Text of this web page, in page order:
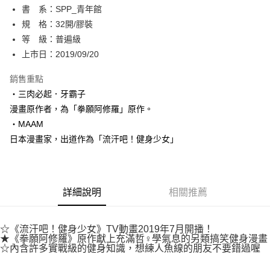
３．安心：先確認商品／服務後，再付款。
【「AFTEE先享後付」結帳流程】
１．於結帳方式選擇「AFTEE先享後付」後，將跳轉至「AFTEE先享後付」
結帳頁面，進行簡訊認證並確認金額後，即可完成結帳。
２．訂單成立數日內，您將收到繳費通知簡訊。
ATM／網路銀行／等多元方式進行付款，方視為交易完成。
※ 請注意：結帳手續完成當下不需立刻繳費，但若您需要取消訂單，請聯絡
購買商品的店家。未經商家同意取消之訂單仍視為有效，需透過AFTEE先享
後付繳納相關費用。
※ 交易是否成功請以「AFTEE先享後付 」之結帳頁面顯示為準，若有關於
是否繳費成功／繳費後需取消欲退款等相關疑問，請聯繫「AFTEE先享後付
易，需依本服務之必要範圍內提供個人資料，並將交易相關給付款項請求債
https://aftee.tw/terms/#terms3
３．未成年的使用者請事先徵得法定代理人或監護人之同意方可使用
「AFTEE先享後付」，若未經同意申辦者引起之損失，本公司不負相關責
任。
全家取貨付款
每筆NT$80，滿NT$500(含以上)免運費
付款後全家取貨
每筆NT$80，滿NT$500(含以上)免運費
付款後萊爾富取貨
每筆NT$80，滿NT$500(含以上)免運費
付款後7-11取貨
宅配
書 系：SPP_青年館
規 格：32開/膠裝
等 級：普遍級
上市日：2019/09/20
銷售重點
‧三肉必起．牙霸子
漫畫原作者，為「拳願阿修羅」原作。
‧MAAM
日本漫畫家，出道作為「流汗吧！健身少女」
詳細說明 相關推薦
☆《流汗吧！健身少女》TV動畫2019年7月開播！
★《拳願阿修羅》原作獻上充滿哲♀學氣息的另類搞笑健身漫畫
☆內含許多實戰級的健身知識，想練人魚線的朋友不要錯過喔